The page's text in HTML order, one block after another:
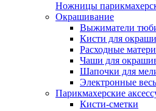
Ножницы
Окрашивание
Выжиматели
Кисти для
Расходные
Чаши для
Шапочки для
Электронные
Парикмахерские
Кисти-сметки